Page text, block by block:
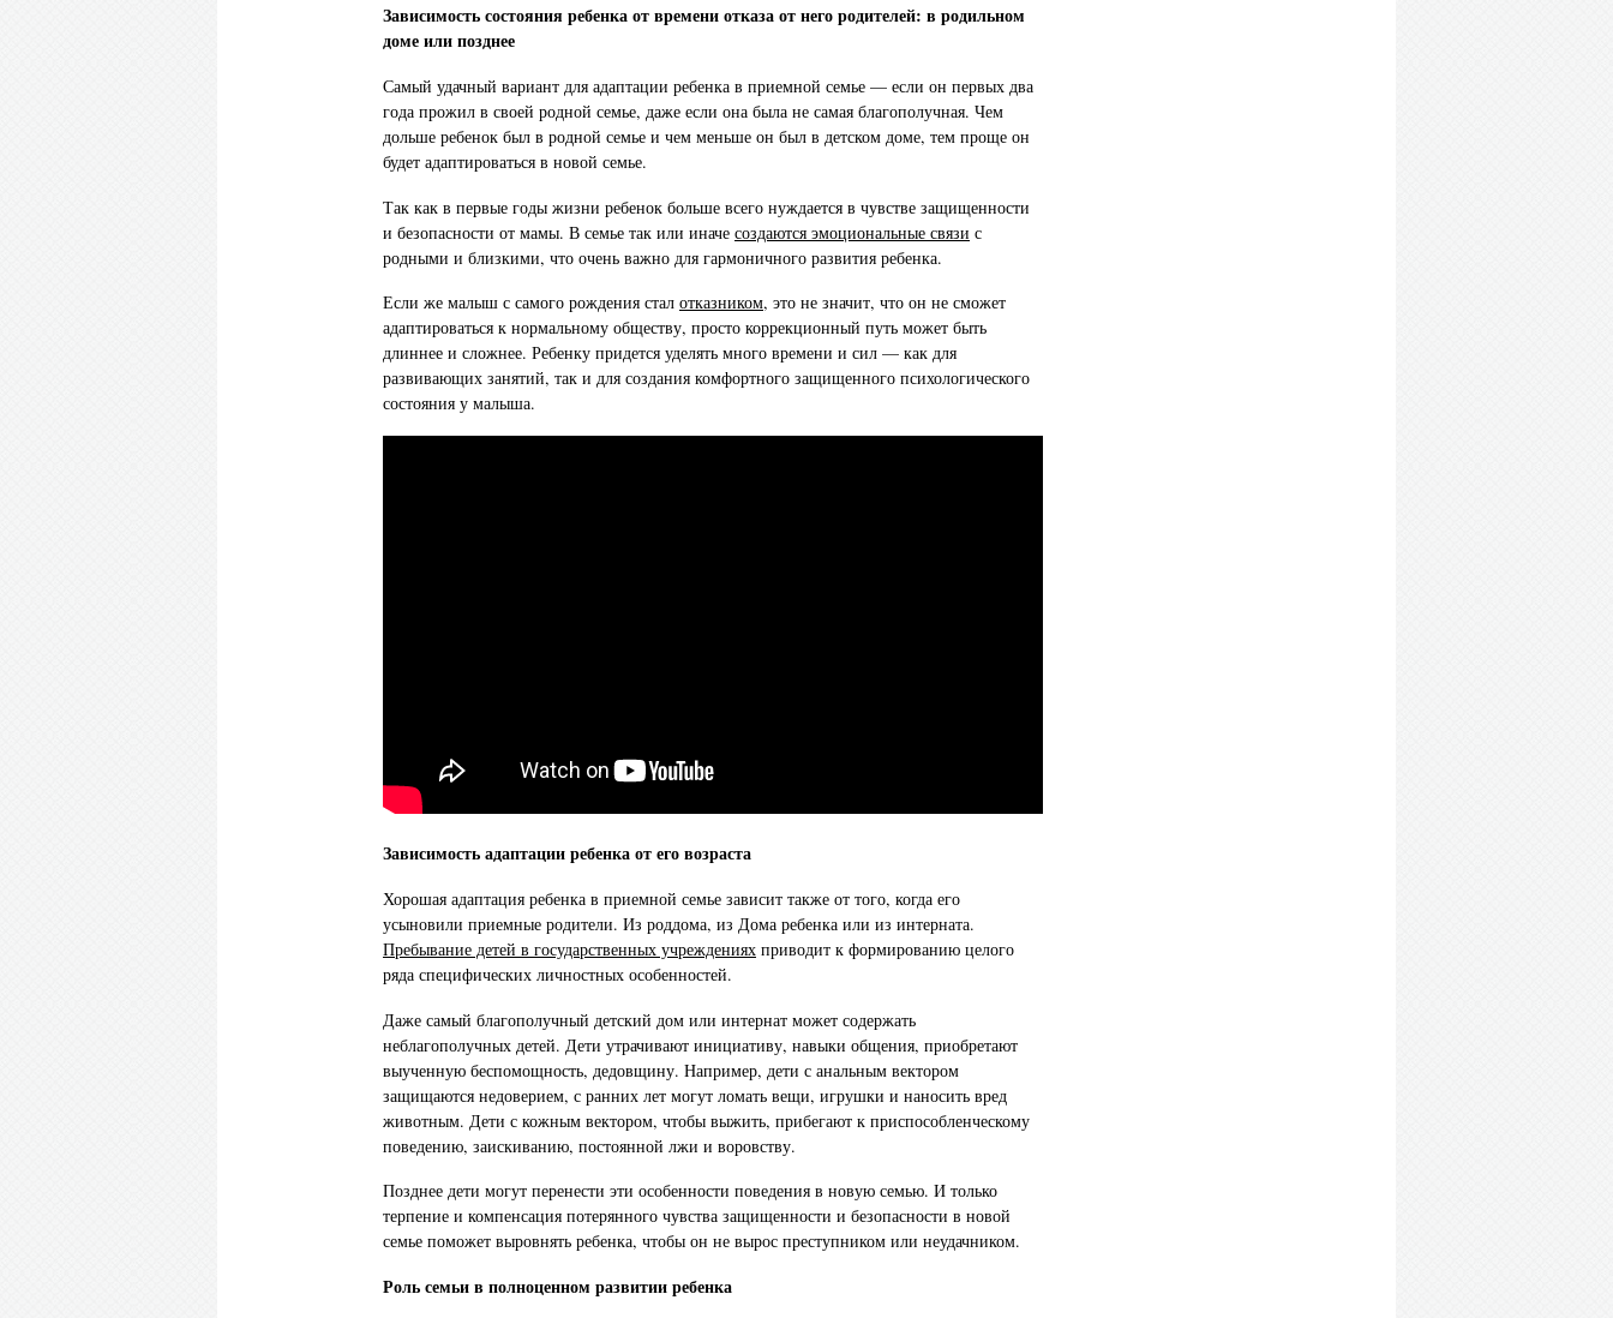
Зависимость состояния ребенка от времени отказа от него родителей: в родильном
доме или позднее
Самый удачный вариант для адаптации ребенка в приемной семье — если он первых два
года прожил в своей родной семье, даже если она была не самая благополучная. Чем
дольше ребенок был в родной семье и чем меньше он был в детском доме, тем проще он
будет адаптироваться в новой семье.
Так как в первые годы жизни ребенок больше всего нуждается в чувстве защищенности
и безопасности от мамы. В семье так или иначе создаются эмоциональные связи с
родными и близкими, что очень важно для гармоничного развития ребенка.
Если же малыш с самого рождения стал отказником, это не значит, что он не сможет
адаптироваться к нормальному обществу, просто коррекционный путь может быть
длиннее и сложнее. Ребенку придется уделять много времени и сил — как для
развивающих занятий, так и для создания комфортного защищенного психологического
состояния у малыша.
Зависимость адаптации ребенка от его возраста
Хорошая адаптация ребенка в приемной семье зависит также от того, когда его
усыновили приемные родители. Из роддома, из Дома ребенка или из интерната.
Пребывание детей в государственных учреждениях приводит к формированию целого
ряда специфических личностных особенностей.
Даже самый благополучный детский дом или интернат может содержать
неблагополучных детей. Дети утрачивают инициативу, навыки общения, приобретают
выученную беспомощность, дедовщину. Например, дети с анальным вектором
защищаются недоверием, с ранних лет могут ломать вещи, игрушки и наносить вред
животным. Дети с кожным вектором, чтобы выжить, прибегают к приспособленческому
поведению, заискиванию, постоянной лжи и воровству.
Позднее дети могут перенести эти особенности поведения в новую семью. И только
терпение и компенсация потерянного чувства защищенности и безопасности в новой
семье поможет выровнять ребенка, чтобы он не вырос преступником или неудачником.
Роль семьи в полноценном развитии ребенка